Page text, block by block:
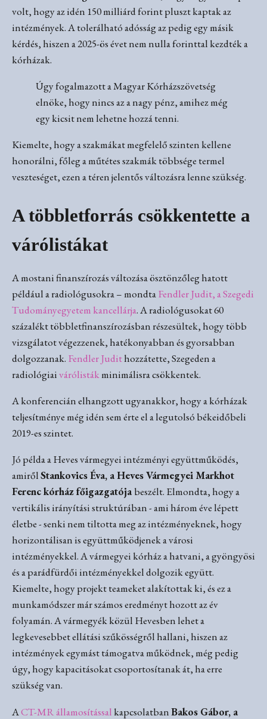
volt, hogy az idén 150 milliárd forint pluszt kaptak az
intézmények. A tolerálható adósság az pedig egy másik
kérdés, hiszen a 2025-ös évet nem nulla forinttal kezdték a
kórházak.
Úgy fogalmazott a Magyar Kórházszövetség
elnöke, hogy nincs az a nagy pénz, amihez még
egy kicsit nem lehetne hozzá tenni.
Kiemelte, hogy a szakmákat megfelelő szinten kellene
honorálni, főleg a műtétes szakmák többsége termel
veszteséget, ezen a téren jelentős változásra lenne szükség.
A többletforrás csökkentette a
várólistákat
A mostani finanszírozás változása ösztönzőleg hatott
például a radiológusokra – mondtaFendler Judit, a Szegedi
Tudományegyetem kancellárja. A radiológusokat 60
százalékt többletfinanszírozásban részesültek, hogy több
vizsgálatot végezzenek, hatékonyabban és gyorsabban
dolgozzanak. Fendler Judithozzátette, Szegeden a
radiológiaivárólistákminimálisra csökkentek.
A konferencián elhangzott ugyanakkor, hogy a kórházak
teljesítménye még idén sem érte el a legutolsó békeidőbeli
2019-es szintet.
Jó példa a Heves vármegyei intézményi együttműködés,
amirőlStankovics Éva, a Heves Vármegyei Markhot
Ferenc kórház főigazgatója beszélt. Elmondta, hogy a
vertikális irányítási struktúrában - ami három éve lépett
életbe - senki nem tiltotta meg az intézményeknek, hogy
horizontálisan is együttműködjenek a városi
intézményekkel. A vármegyei kórház a hatvani, a gyöngyösi
és a parádfürdői intézményekkel dolgozik együtt.
Kiemelte, hogy projekt teameket alakítottak ki, és ez a
munkamódszer már számos eredményt hozott az év
folyamán. A vármegyék közül Hevesben lehet a
legkevesebbet ellátási szűkösségről hallani, hiszen az
intézmények egymást támogatva működnek, még pedig
úgy, hogy kapacitásokat csoportosítanak át, ha erre
szükség van.
ACT-MR államosítássalkapcsolatbanBakos Gábor, a